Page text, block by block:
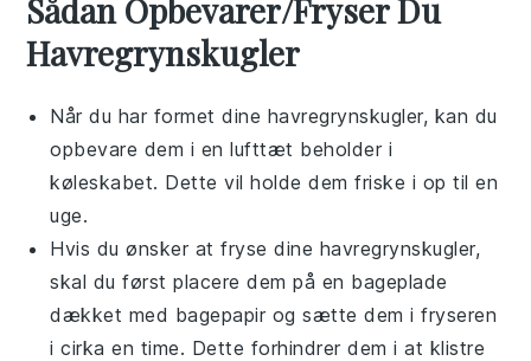
Sådan Opbevarer/Fryser Du
Havregrynskugler
Når du har formet dine havregrynskugler, kan du
opbevare dem i en lufttæt beholder i
køleskabet. Dette vil holde dem friske i op til en
uge.
Hvis du ønsker at fryse dine havregrynskugler,
skal du først placere dem på en bageplade
dækket med bagepapir og sætte dem i fryseren
i cirka en time. Dette forhindrer dem i at klistre